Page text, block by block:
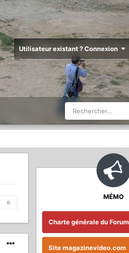
Utilisateur existant ? Connexion
0
MÉMO
Charte générale du Forum
Site magazinevideo.com